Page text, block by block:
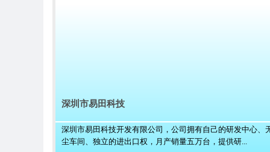
深圳市易田科技
深圳市易田科技开发有限公司，公司拥有自己的研发中心、
尘车间、独立的进出口权，月产销量五万台，提供研...